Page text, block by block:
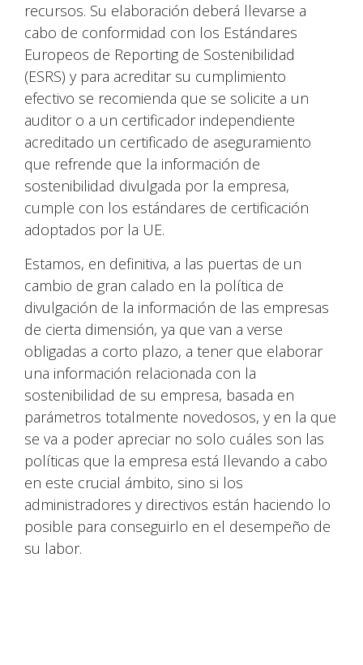
recursos. Su elaboración deberá llevarse a
cabo de conformidad con los Estándares
Europeos de Reporting de Sostenibilidad
(ESRS) y para acreditar su cumplimiento
efectivo se recomienda que se solicite a un
auditor o a un certificador independiente
acreditado un certificado de aseguramiento
que refrende que la información de
sostenibilidad divulgada por la empresa,
cumple con los estándares de certificación
adoptados por la UE.
Estamos, en definitiva, a las puertas de un
cambio de gran calado en la política de
divulgación de la información de las empresas
de cierta dimensión, ya que van a verse
obligadas a corto plazo, a tener que elaborar
una información relacionada con la
sostenibilidad de su empresa, basada en
parámetros totalmente novedosos, y en la que
se va a poder apreciar no solo cuáles son las
políticas que la empresa está llevando a cabo
en este crucial ámbito, sino si los
administradores y directivos están haciendo lo
posible para conseguirlo en el desempeño de
su labor.